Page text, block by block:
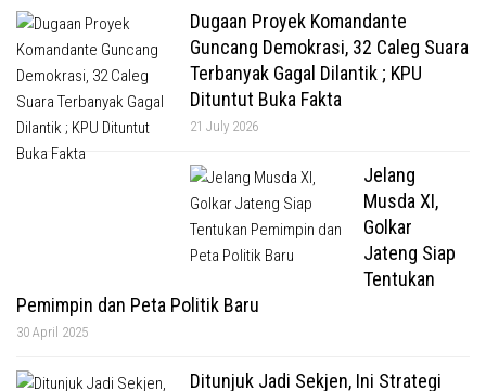
Dugaan Proyek Komandante
Guncang Demokrasi, 32 Caleg Suara
Terbanyak Gagal Dilantik ; KPU
Dituntut Buka Fakta
21 July 2026
Jelang
Musda XI,
Golkar
Jateng Siap
Tentukan
Pemimpin dan Peta Politik Baru
30 April 2025
Ditunjuk Jadi Sekjen, Ini Strategi